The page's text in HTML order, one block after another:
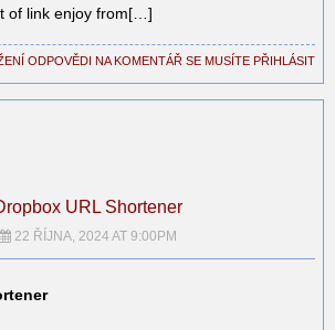
of link enjoy from[…]
ODPOVĚDI NA KOMENTÁŘ SE MUSÍTE PŘIHLÁSIT
URL Shortener
22 ŘÍJNA, 2024 AT 9:00PM